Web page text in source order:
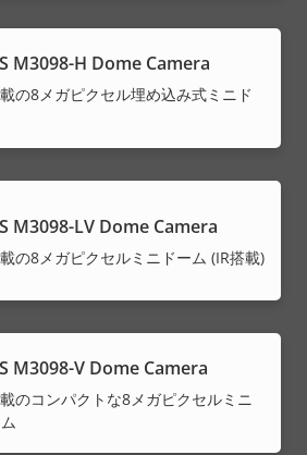
M3098-H Dome Camera
の8メガピクセル埋め込み式ミニド
M3098-LV Dome Camera
の8メガピクセルミニドーム (IR搭載)
M3098-V Dome Camera
のコンパクトな8メガピクセルミニ